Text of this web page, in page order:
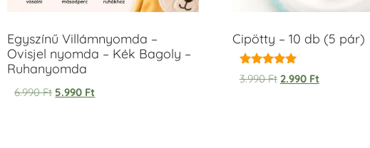
Egyszínű Villámnyomda –
Ovisjel nyomda – Kék Bagoly –
Ruhanyomda
6.990Ft 5.990 Ft
Cipötty – 10 db (5 pár)
Értékelés:
5.00
3.990Ft 2.990 Ft